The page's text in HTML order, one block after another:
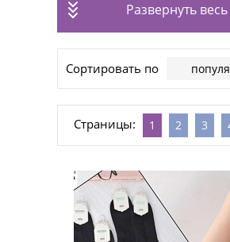
Развернуть
Сортировать по
Страницы: 1 2 3